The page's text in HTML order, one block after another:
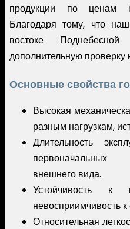
продукции по ценам
Благодаря тому, что
востоке
дополнительную проверку
Основные свойства
Высокая
разным нагрузкам,
Длительность
первоначальных
внешнего вида.
Устойчивость к
невосприимчивость
Относительная